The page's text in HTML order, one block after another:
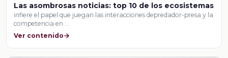
Las asombrosas noticias: top 10 de los ecosistemas
infiere el papel que juegan las interacciones depredador-presa y la
competencia en …
Ver contenido